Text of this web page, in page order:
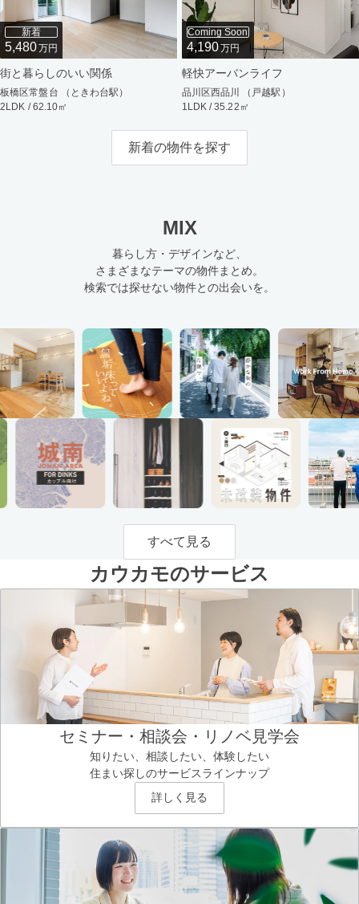
新着
5,480万円
街と暮らしのいい関係
板橋区常盤台 （ときわ台駅）
2LDK / 62.10㎡
Coming Soon
4,190万円
軽快アーバンライフ
品川区西品川 （戸越駅）
1LDK / 35.22㎡
新着の物件を探す
MIX
暮らし方・デザインなど、
さまざまなテーマの物件まとめ。
検索では探せない物件との出会いを。
すべて見る
カウカモのサービス
セミナー・相談会・リノベ見学会
知りたい、相談したい、体験したい
住まい探しのサービスラインナップ
詳しく見る